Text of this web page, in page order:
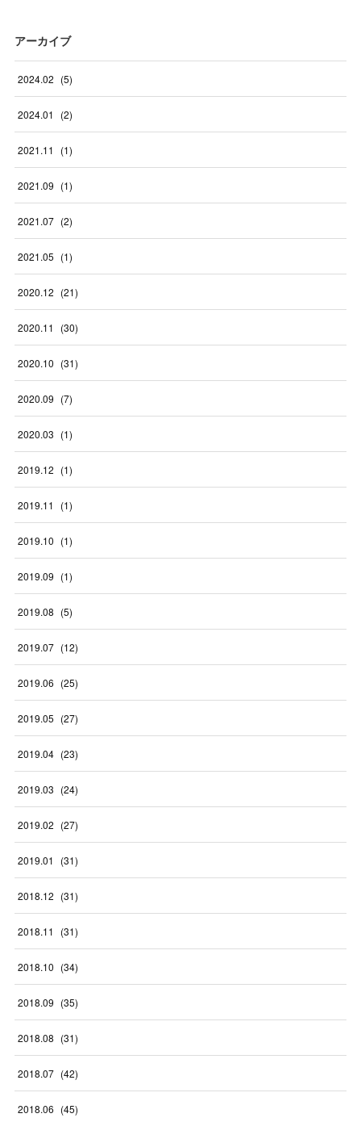
アーカイブ
2024.02 (5)
2024.01 (2)
2021.11 (1)
2021.09 (1)
2021.07 (2)
2021.05 (1)
2020.12 (21)
2020.11 (30)
2020.10 (31)
2020.09 (7)
2020.03 (1)
2019.12 (1)
2019.11 (1)
2019.10 (1)
2019.09 (1)
2019.08 (5)
2019.07 (12)
2019.06 (25)
2019.05 (27)
2019.04 (23)
2019.03 (24)
2019.02 (27)
2019.01 (31)
2018.12 (31)
2018.11 (31)
2018.10 (34)
2018.09 (35)
2018.08 (31)
2018.07 (42)
2018.06 (45)